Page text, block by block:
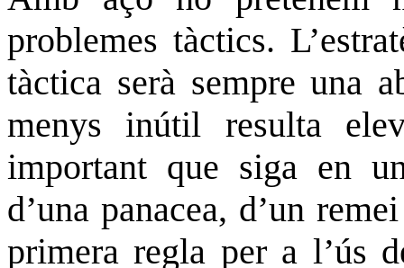
problemes tàctics.
tàctica serà sempre una
menys inútil resulta
important que siga en
d’una panacea, d’un
primeraregla per a l’ús